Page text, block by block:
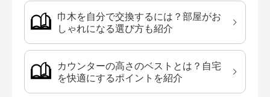
巾木を自分で交換するには？部屋がお
しゃれになる選び方も紹介
カウンターの高さのベストとは？自宅
を快適にするポイントを紹介